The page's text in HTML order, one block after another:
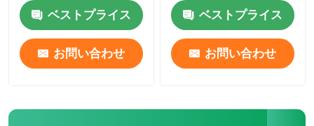
ベストプライス
お問い合わせ
ベストプライス
お問い合わせ